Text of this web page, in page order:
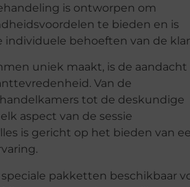
is ontworpen om
te bieden en is
individuele behoeften van de
uniek maakt, is de aandacht
Van de
tot de deskundige
aspect van de sessie
is gericht op het bieden van
speciale pakketten beschikbaar